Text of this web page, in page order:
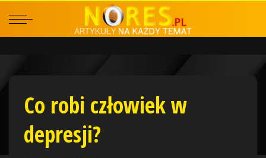
Co robi człowiek w
depresji?